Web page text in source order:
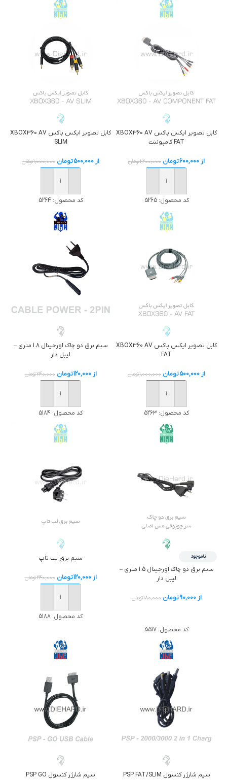
کابل تصوير ايکس باکس XBOX360 AV
FAT کامپوننت
از600,000تومان 1,200,000تومان
خرید
کد محصول:5265
کابل تصوير ايکس باکس XBOX360 AV
SLIM
از500,000تومان 1,000,000تومان
خرید
کد محصول: 5264
کابل تصوير ايکس باکس XBOX360 AV
FAT
از 500,000تومان 1,000,000تومان
خرید
کد محصول: 5263
سيم برق دو چاک اورجینال 1.8 متري –
ليبل دار
از120,000تومان 240,000تومان
خرید
کد محصول: 5184
ناموجود
سيم برق دو چاک اورجینال 1.5 متري –
ليبل دار
از90,000تومان 180,000تومان
کد محصول: 5517
سیم برق لب تاپ
از120,000تومان 240,000تومان
خرید
کد محصول: 5188
سيم شارژر کنسول PSP FAT/SLIM سيم شارژر کنسول PSP GO